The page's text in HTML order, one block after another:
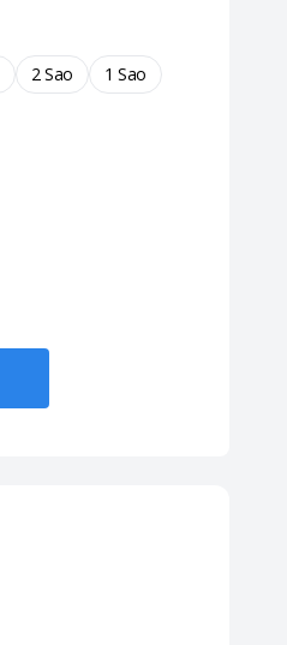
2 Sao 1 Sao